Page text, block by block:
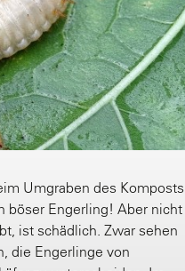
Umgraben des Komposts
böser Engerling! Aber nicht
ist schädlich. Zwar sehen
die Engerlinge von